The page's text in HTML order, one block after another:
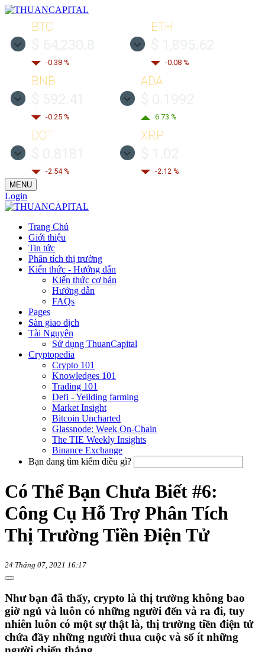
BTC
-0.38 %
ETH
-0.08 %
BNB
-0.25 %
ADA
6.73 %
DOT
-2.54 %
XRP
-2.12 %
MENU
Login
Trang Chủ
Giới thiệu
Tin tức
Phân tích thị trường
Kiến thức - Hướng dẫn
Kiến thức cơ bản
Hướng dẫn
FAQs
Pages
Sàn giao dịch
Tài Nguyên
Sử dụng ThuanCapital
Cryptopedia
Crypto 101
Knowledges 101
Trading 101
Defi - Yeilding farming
Market Insight
Bitcoin Uncharted
Glassnode: Week On-Chain
The TIE Weekly Insights
Binance Exchange
Bạn đang tìm kiếm điều gì?
Có Thể Bạn Chưa Biết #6:
Công Cụ Hỗ Trợ Phân Tích
Thị Trường Tiền Điện Tử
24 Tháng 07, 2021 16:17
Như bạn đã thấy, crypto là thị trường không bao
giờ ngủ và luôn có những người đến và ra đi, tuy
nhiên luôn có một sự thật là, thị trường tiền điện tử
chứa đầy những người thua cuộc và số ít những